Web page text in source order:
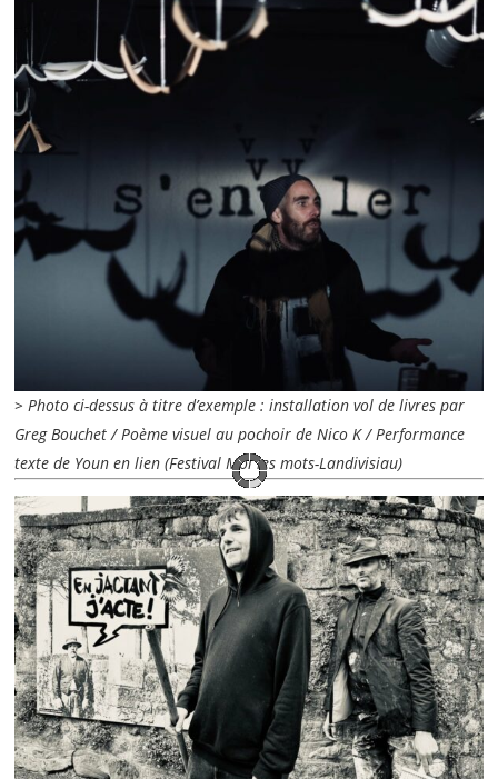
> Photo ci-dessus à titre d’exemple : installation vol de livres par
Greg Bouchet / Poème visuel au pochoir de Nico K / Performance
texte de Youn en lien (Festival Moi les mots-Landivisiau)